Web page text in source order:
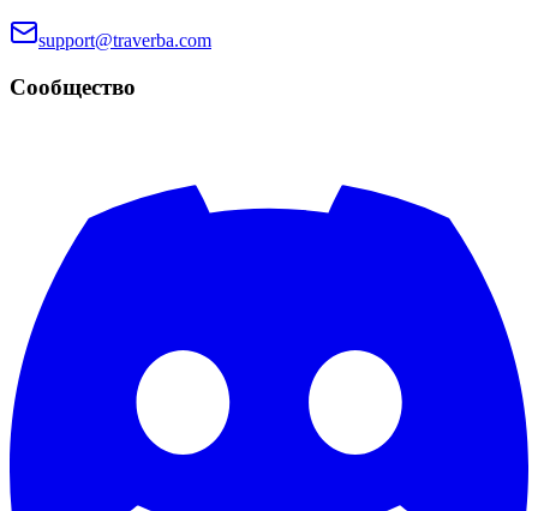
support@traverba.com
Сообщество